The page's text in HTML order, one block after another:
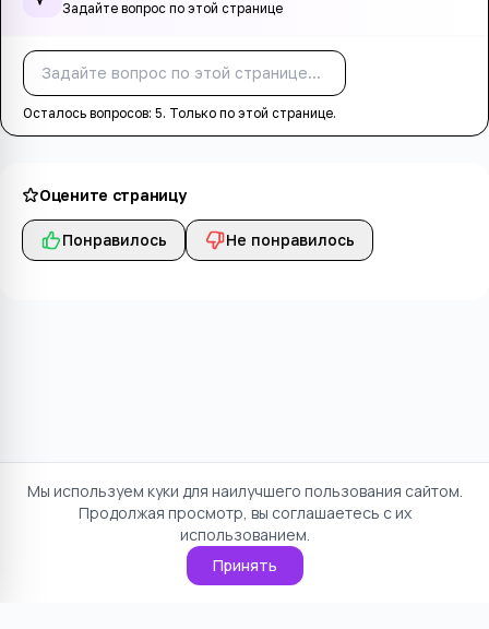
Задайте вопрос по этой странице
Осталось вопросов: 5. Только по этой странице.
Оцените страницу
Понравилось Не понравилось
Мы используем куки для наилучшего пользования сайтом.
Продолжая просмотр, вы соглашаетесь с их
использованием.
Принять